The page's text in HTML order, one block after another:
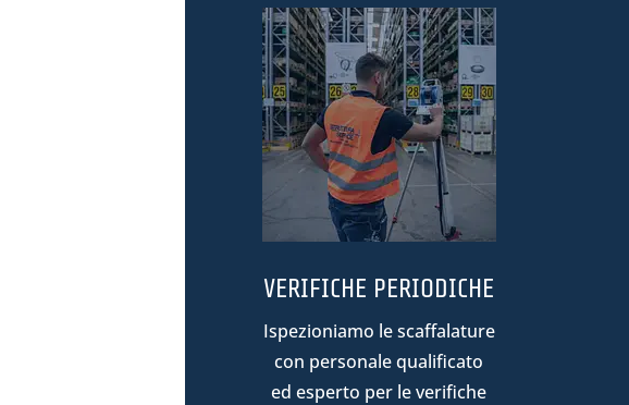
VERIFICHE PERIODICHE
Ispezioniamo le scaffalature
con personale qualificato
ed esperto per le verifiche